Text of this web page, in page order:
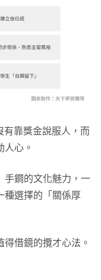
有靠獎金說服人，而
人心。
手鐧的文化魅力，一
種選擇的「關係厚
借鏡的攬才心法。